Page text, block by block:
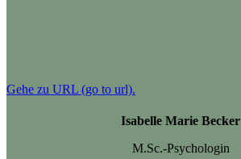
Gehe zu URL (go to url).
Isabelle Marie Becker
M.Sc.-Psychologin